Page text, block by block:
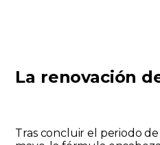
La renovación
Tras concluir el periodo